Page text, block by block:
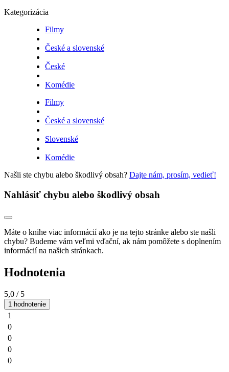
Kategorizácia
Filmy
České a slovenské
České
Komédie
Filmy
České a slovenské
Slovenské
Komédie
Našli ste chybu alebo škodlivý obsah? Dajte nám, prosím, vedieť!
Nahlásiť chybu alebo škodlivý obsah
Máte o knihe viac informácií ako je na tejto stránke alebo ste našli
chybu? Budeme vám veľmi vďační, ak nám pomôžete s doplnením
informácií na našich stránkach.
Hodnotenia
5,0 / 5
1 hodnotenie
1
0
0
0
0